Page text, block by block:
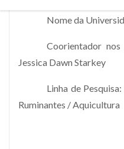
Nome da
Coorientador
Jessica Dawn Starkey
Linha de
Ruminantes / Aquicultura